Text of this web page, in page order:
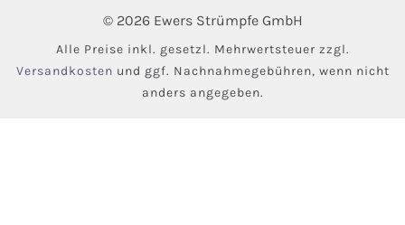
© 2026 Ewers Strümpfe GmbH
Alle Preise inkl. gesetzl. Mehrwertsteuer zzgl.
Versandkosten und ggf. Nachnahmegebühren, wenn nicht
anders angegeben.